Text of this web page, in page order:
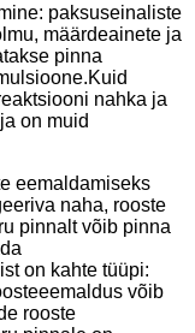
paksuseinaliste
määrdeainete ja
pinna
nahka ja
on muid
eemaldamiseks
naha, rooste
pinnalt võib pinna
on kahte tüüpi:
võib
rooste